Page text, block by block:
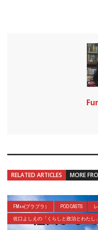
RELATED ARTICLES MORE
FM++(プラプラ） POD CASTS
佐口よしえの「くらしと政治とわたし」